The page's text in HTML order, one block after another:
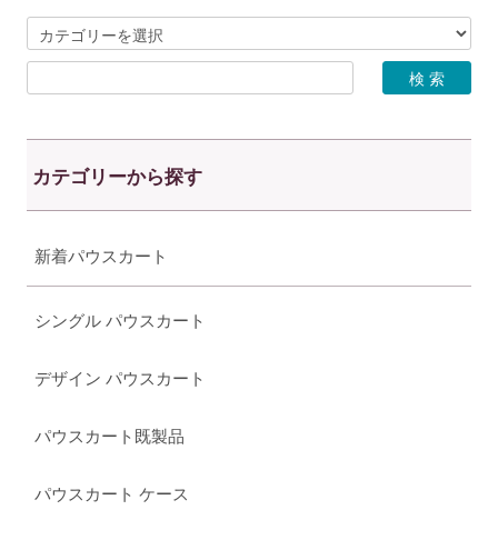
カテゴリーから探す
新着パウスカート
シングル パウスカート
デザイン パウスカート
パウスカート既製品
パウスカート ケース